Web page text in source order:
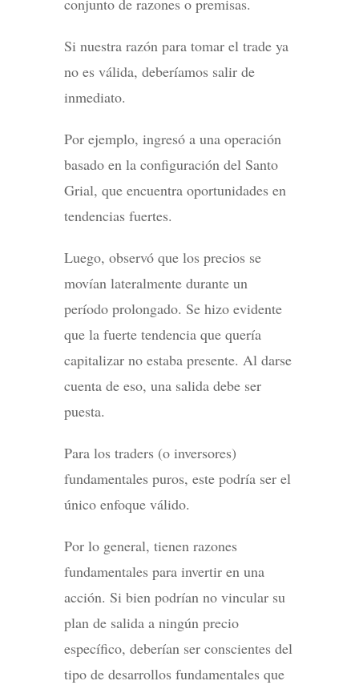
conjunto de razones o premisas.
Si nuestra razón para tomar el trade ya
no es válida, deberíamos salir de
inmediato.
Por ejemplo, ingresó a una operación
basado en la configuración del Santo
Grial, que encuentra oportunidades en
tendencias fuertes.
Luego, observó que los precios se
movían lateralmente durante un
período prolongado. Se hizo evidente
que la fuerte tendencia que quería
capitalizar no estaba presente. Al darse
cuenta de eso, una salida debe ser
puesta.
Para los traders (o inversores)
fundamentales puros, este podría ser el
único enfoque válido.
Por lo general, tienen razones
fundamentales para invertir en una
acción. Si bien podrían no vincular su
plan de salida a ningún precio
específico, deberían ser conscientes del
tipo de desarrollos fundamentales que